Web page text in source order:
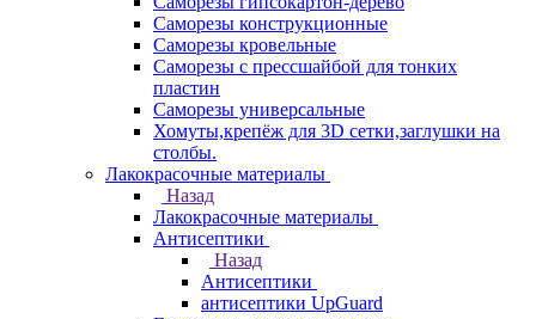
Саморезы конструкционные
Саморезы кровельные
Саморезы с прессшайбой для тонких
пластин
Саморезы универсальные
Хомуты,крепёж для 3D сетки,заглушки на
столбы.
Лакокрасочные материалы
Назад
Лакокрасочные материалы
Антисептики
Назад
Антисептики
антисептики UpGuard